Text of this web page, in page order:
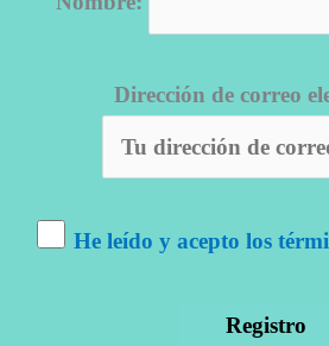
Dirección de correo
He leído y acepto los